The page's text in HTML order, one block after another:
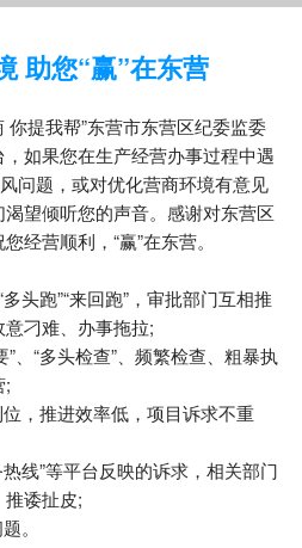
助您“赢”在东营
提我帮”东营市东营区纪委监委
如果您在生产经营办事过程中遇
问题，或对优化营商环境有意见
望倾听您的声音。感谢对东营区
经营顺利，“赢”在东营。
头跑”“来回跑”，审批部门互相推
刁难、办事拖拉;
、“多头检查”、频繁检查、粗暴执
;
，推进效率低，项目诉求不重
线”等平台反映的诉求，相关部门
诿扯皮;
。